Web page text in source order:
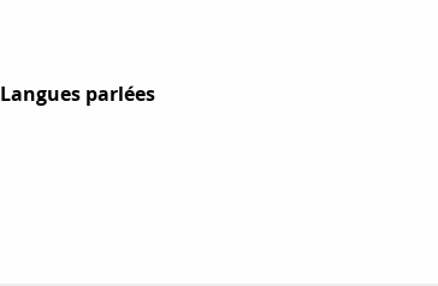
Langues parlées
Langues parlées